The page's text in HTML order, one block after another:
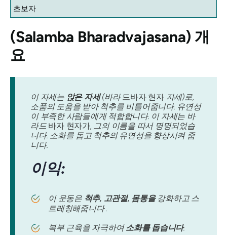
초보자
(Salamba Bharadvajasana) 개
요
이 자세는 앉은 자세(바라드바자 현자자세)로,
소품의 도움을 받아 척추를 비틀어줍니다. 유연성
이 부족한 사람들에게 적합합니다. 이 자세는 바
라드 바자 현자가, 그의 이름을 따서 명명되었습
니다. 소화를 돕고 척추의 유연성을 향상시켜 줍
니다.
이익:
이 운동은 척추, 고관절, 몸통을강화하고 스
트레칭해줍니다 .
복부 근육을 자극하여소화를 돕습니다.